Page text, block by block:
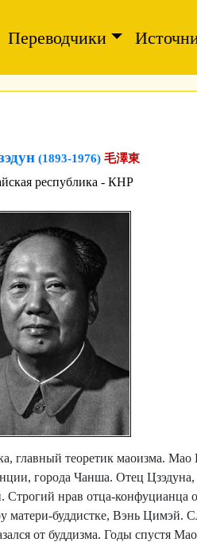
Переводчики
(1893-1976) 毛澤東
республика - КНР
главный теоретик маоизма. Мао
города Чанша. Отец
Строгий нрав отца-
матери-буддистке, Вэнь Цимэй.
от буддизма. Годы спустя